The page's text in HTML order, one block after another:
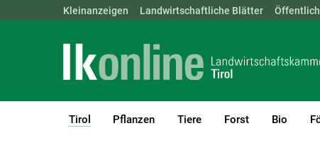
Landwirtschaftskammern: ÖSTERREICH BGLD KTN
Kleinanzeigen Landwirtschaftliche Blätter
Tirol
(current)1
Pflanzen Tiere Forst Bio